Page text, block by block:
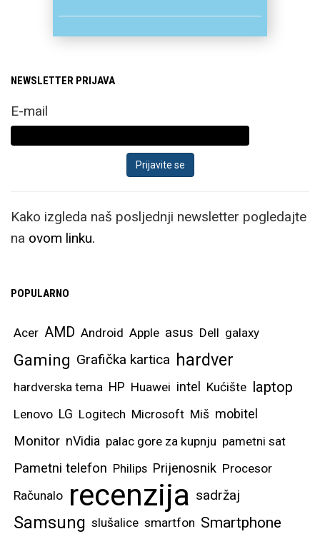
NEWSLETTER PRIJAVA
E-mail
Kako izgleda naš posljednji newsletter pogledajte
na ovom linku.
POPULARNO
Acer AMD Android Apple asus Dell galaxy
Gaming Grafička kartica hardver
hardverska tema HP Huawei intel Kućište laptop
Lenovo LG Logitech Microsoft Miš mobitel
Monitor nVidia palac gore za kupnju pametni sat
Pametni telefon Philips Prijenosnik Procesor
Računalo recenzija sadržaj
Samsung slušalice smartfon Smartphone